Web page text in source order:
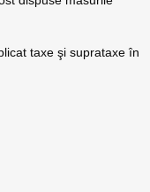
taxe şi suprataxe în